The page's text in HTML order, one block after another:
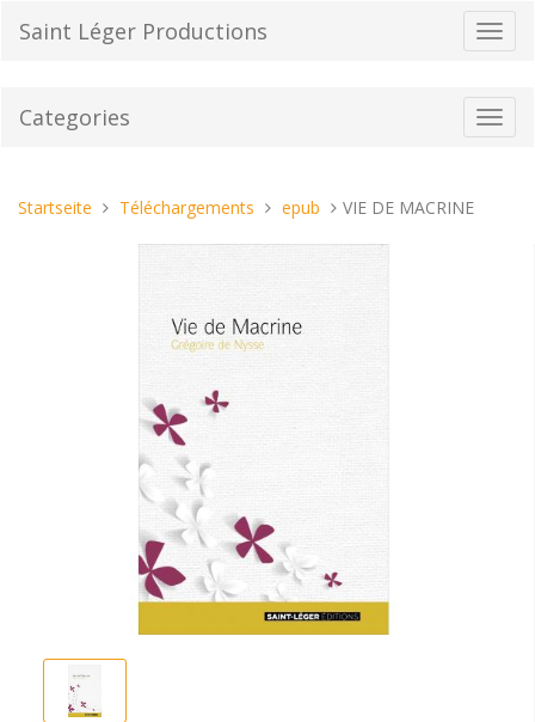
zumSaint Léger Productions
Categories
Sie
Startseite Téléchargements epub VIE DE MACRINE